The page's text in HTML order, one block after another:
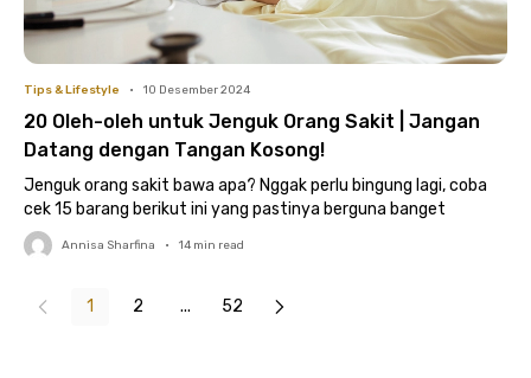
Tips & Lifestyle • 10 Desember 2024
20 Oleh-oleh untuk Jenguk Orang Sakit | Jangan
Datang dengan Tangan Kosong!
Jenguk orang sakit bawa apa? Nggak perlu bingung lagi, coba
cek 15 barang berikut ini yang pastinya berguna banget
Annisa Sharfina • 14 min read
1 2 ... 52